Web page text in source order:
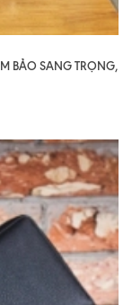
BẢO SANG TRỌNG,